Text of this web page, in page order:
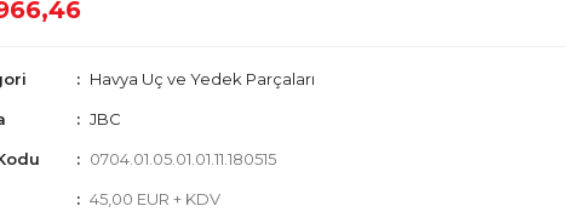
Havya Uç ve Yedek Parçaları
JBC
0704.01.05.01.01.11.180515
45,00 EUR + KDV